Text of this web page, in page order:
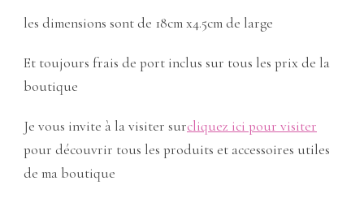
les dimensions sont de 18cm x4.5cm de large
Et toujours frais de port inclus sur tous les prix de la
boutique
Je vous invite à la visiter surcliquez ici pour visiter
pour découvrir tous les produits et accessoires utiles
de ma boutique